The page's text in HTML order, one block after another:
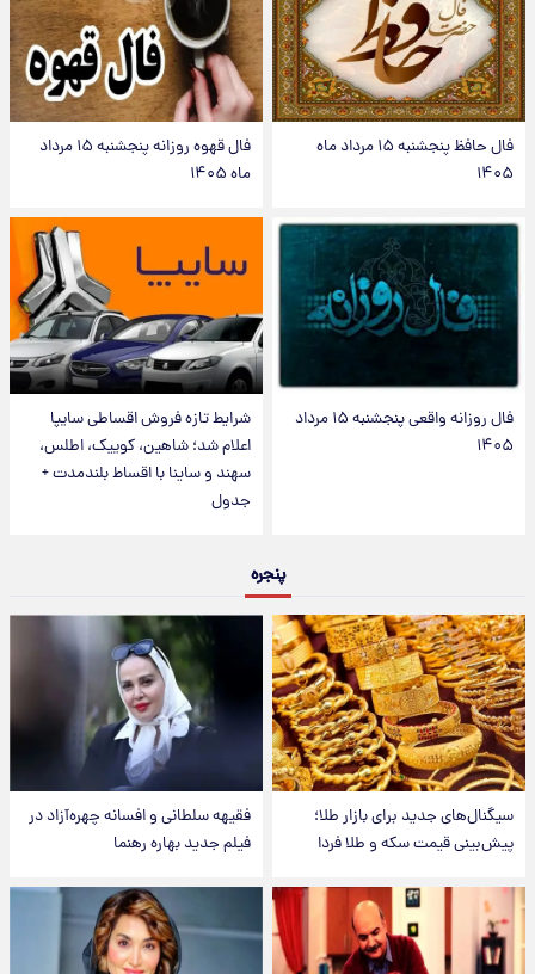
فال حافظ پنجشنبه ۱۵ مرداد ماه
۱۴۰۵
فال قهوه روزانه پنجشنبه ۱۵ مرداد
ماه ۱۴۰۵
فال روزانه واقعی پنجشنبه ۱۵ مرداد
۱۴۰۵
شرایط تازه فروش اقساطی سایپا
اعلام شد؛ شاهین، کوییک، اطلس،
سهند و ساینا با اقساط بلندمدت +
جدول
پنجره
سیگنال‌های جدید برای بازار طلا؛
پیش‌بینی قیمت سکه و طلا فردا
فقیهه سلطانی و افسانه چهره‌آزاد در
فیلم جدید بهاره رهنما